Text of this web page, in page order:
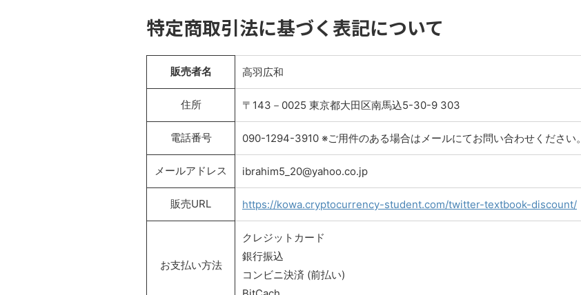
特定商取引法に基づく表記について
販売者名 高羽広和
住所 〒143－0025 東京都大田区南馬込5-30-9 303
電話番号 090-1294-3910 ※ご用件のある場合はメールにてお問い合わせください。
メールアドレス ibrahim5_20@yahoo.co.jp
販売URL https://kowa.cryptocurrency-student.com/twitter-textbook-discount/
お支払い方法
クレジットカード
銀行振込
コンビニ決済 (前払い)